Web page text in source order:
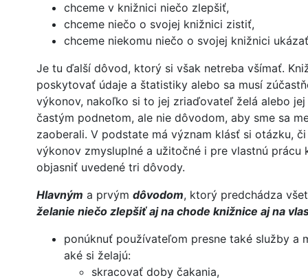
chceme v knižnici niečo zlepšiť,
chceme niečo o svojej knižnici zistiť,
chceme niekomu niečo o svojej knižnici
Je tu ďalší dôvod, ktorý si však netreba všímať.
poskytovať údaje a štatistiky alebo sa musí
výkonov, nakoľko si to jej zriaďovateľ želá alebo
častým podnetom, ale nie dôvodom, aby sme sa
zaoberali. V podstate má význam klásť si otázku,
výkonov zmysluplné a užitočné i pre vlastnú prácu
objasniť uvedené tri dôvody.
Hlavným a prvým dôvodom, ktorý predchádza
želanie niečo zlepšiť aj na chode knižnice aj na
ponúknuť používateľom presne také služby a
aké si želajú:
skracovať doby čakania,